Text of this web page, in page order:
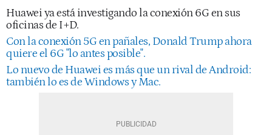
Huawei ya está investigando la conexión 6G en sus
oficinas de I+D.
Con la conexión 5G en pañales, Donald Trump ahora
quiere el 6G "lo antes posible".
Lo nuevo de Huawei es más que un rival de Android:
también lo es de Windows y Mac.